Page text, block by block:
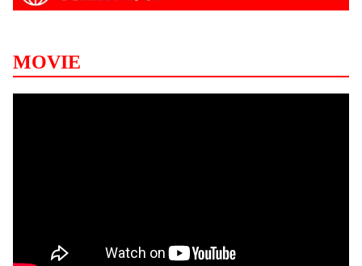
MOVIE